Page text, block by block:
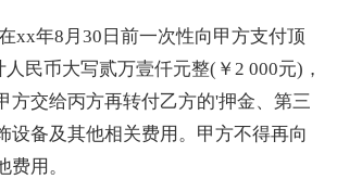
年8月30日前一次性向甲方支付顶
民币大写贰万壹仟元整(￥2 000元)，
方交给丙方再转付乙方的'押金、第三
设备及其他相关费用。甲方不得再向
费用。